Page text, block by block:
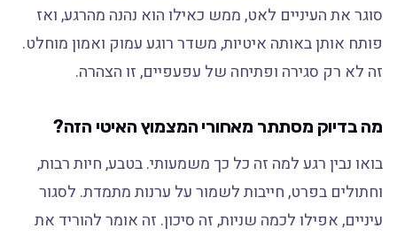
סוגר את העיניים לאט, ממש כאילו הוא נהנה מהרגע, ואז
פותח אותן באותה איטיות, משדר רוגע עמוק ואמון מוחלט.
זה לא רק סגירה ופתיחה של עפעפיים, זו הצהרה.
מה בדיוק מסתתר מאחורי המצמוץ האיטי הזה?
בואו נבין רגע למה זה כל כך משמעותי. בטבע, חיות רבות,
וחתולים בפרט, חייבות לשמור על ערנות מתמדת. לסגור
עיניים, אפילו לכמה שניות, זה סיכון. זה אומר להוריד את